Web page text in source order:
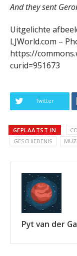
And they sent
Uitgelichte
LJWorld.com –
https://
curid=951673
Twitter
GEPLAATST IN
GESCHIEDENIS
Pyt van der